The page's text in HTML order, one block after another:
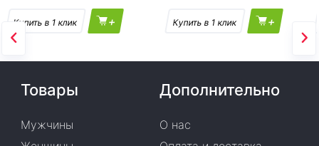
+ +
Товары
Мужчины
Дополнительно
О нас